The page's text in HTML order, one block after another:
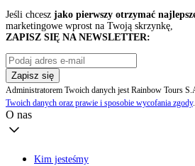
Jeśli chcesz jako pierwszy otrzymać
marketingowe wprost na Twoją skrzynkę,
ZAPISZ SIĘ NA NEWSLETTER:
Zapisz się
Administratorem Twoich danych jest Rainbow Tours
Twoich danych oraz prawie i sposobie wycofania zgody.
O nas
Kim jesteśmy